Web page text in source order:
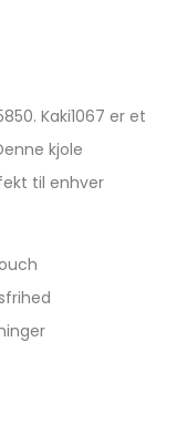
Kaki1067 er et
kjole
til enhver